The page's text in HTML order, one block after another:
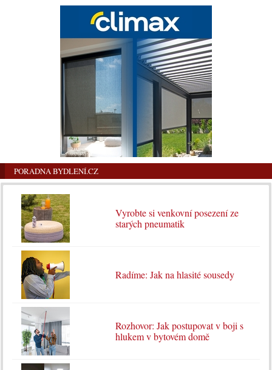
PORADNA BYDLENÍ.CZ
Vyrobte si venkovní posezení ze
starých pneumatik
Radíme: Jak na hlasité sousedy
Rozhovor: Jak postupovat v boji s
hlukem v bytovém domě